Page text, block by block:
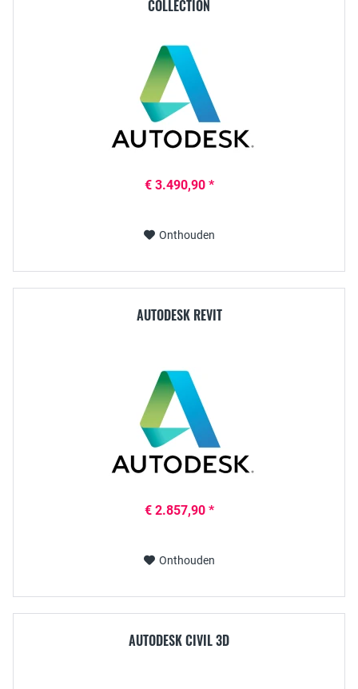
COLLECTION
€ 3.490,90 *
Onthouden
AUTODESK REVIT
€ 2.857,90 *
Onthouden
AUTODESK CIVIL 3D